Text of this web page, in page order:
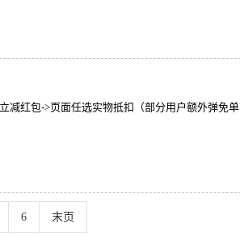
减红包->页面任选实物抵扣（部分用户额外弹免单
6 末页